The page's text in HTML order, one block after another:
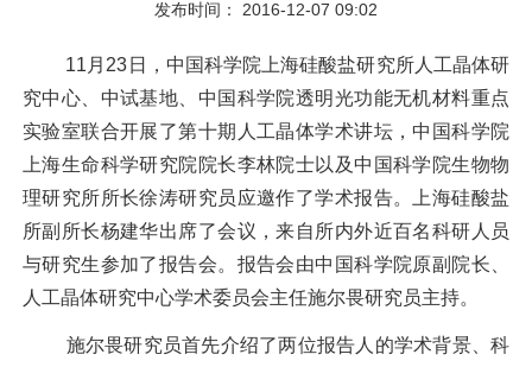
发布时间： 2016-12-07 09:02
11 月 23 日，中国科学院上海硅酸盐研究所人工晶体研
究中心、中试基地、中国科学院透明光功能无机材料重点
实验室联合开展了第十期人工晶体学术讲坛，中国科学院
上海生命科学研究院院长李林院士以及中国科学院生物物
理研究所所长徐涛研究员应邀作了学术报告。上海硅酸盐
所副所长杨建华出席了会议，来自所内外近百名科研人员
与研究生参加了报告会。报告会由中国科学院原副院长、
人工晶体研究中心学术委员会主任施尔畏研究员主持。
施尔畏研究员首先介绍了两位报告人的学术背景、科